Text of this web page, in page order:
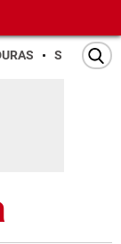
SAN PEDRO